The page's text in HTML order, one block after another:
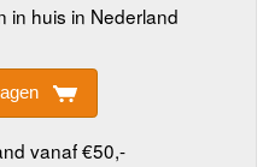
in huis in Nederland
vanaf €50,-